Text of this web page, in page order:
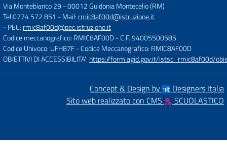
Via Montebianco 29 -00012 Guidonia Montecelio (RM)
Tel 0774 572 851 - Mail: rmic8af00d@istruzione.it
- PEC: rmic8af00d@pec.istruzione.it
Codice meccanografico: RMIC8AF00D- C.F. 94005500585
Codice Univoco: UFH87F- Codice Meccanografico: RMIC8AF00D
OBIETTIVI DI ACCESSIBILITA': https://form.agid.gov.it/istsc_rmic8af00d/
Concept & Design by
Designers Italia
Sito web realizzato con CMS
SCUOLASTICO